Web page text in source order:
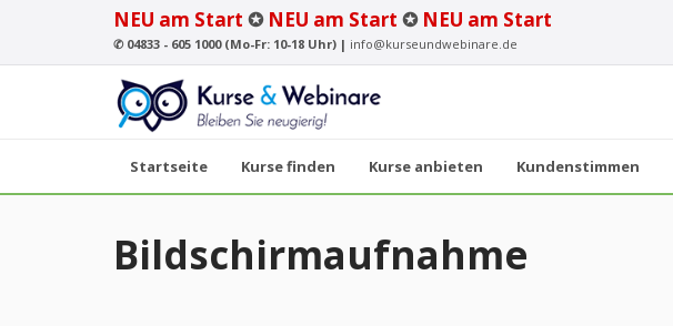
NEU am Start ✪ NEU am Start ✪ NEU am Start
✆04833 - 605 1000 (Mo-Fr: 10-18 Uhr) | info@kurseundwebinare.de
Startseite Kurse finden Kurse anbieten Kundenstimmen
Bildschirmaufnahme